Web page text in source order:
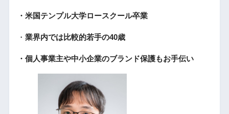
・米国テンプル大学ロースクール卒業
・ 業界内では比較的若手の40歳
・個人事業主や中小企業のブランド保護もお手伝い